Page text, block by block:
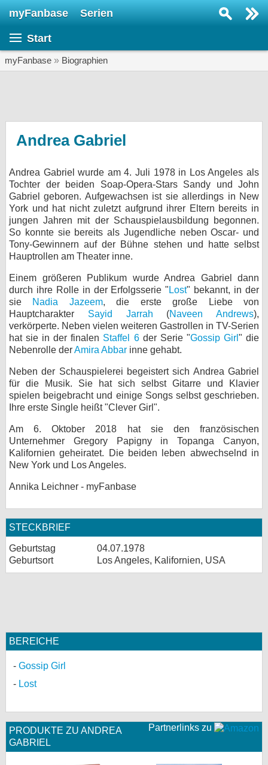
myFanbase Serien
Start
myFanbase » Biographien
Andrea Gabriel
Andrea Gabriel wurde am 4. Juli 1978 in Los Angeles als
Tochter der beiden Soap-Opera-Stars Sandy und John
Gabriel geboren. Aufgewachsen ist sie allerdings in New
York und hat nicht zuletzt aufgrund ihrer Eltern bereits in
jungen Jahren mit der Schauspielausbildung begonnen.
So konnte sie bereits als Jugendliche neben Oscar- und
Tony-Gewinnern auf der Bühne stehen und hatte selbst
Hauptrollen am Theater inne.
Einem größeren Publikum wurde Andrea Gabriel dann
durch ihre Rolle in der Erfolgsserie " Lost" bekannt, in der
sie Nadia Jazeem, die erste große Liebe von
Hauptcharakter Sayid Jarrah (Naveen Andrews),
verkörperte. Neben vielen weiteren Gastrollen in TV-Serien
hat sie in der finalen Staffel 6der Serie "Gossip Girl " die
Nebenrolle derAmira Abbar inne gehabt.
Neben der Schauspielerei begeistert sich Andrea Gabriel
für die Musik. Sie hat sich selbst Gitarre und Klavier
spielen beigebracht und einige Songs selbst geschrieben.
Ihre erste Single heißt "Clever Girl".
Am 6. Oktober 2018 hat sie den französischen
Unternehmer Gregory Papigny in Topanga Canyon,
Kalifornien geheiratet. Die beiden leben abwechselnd in
New York und Los Angeles.
Annika Leichner - myFanbase
STECKBRIEF
Geburtstag
04.07.1978
Geburtsort
Los Angeles, Kalifornien, USA
BEREICHE
Gossip Girl
Lost
Partnerlinks zu
PRODUKTE ZU ANDREA
GABRIEL
KULTUR
Specials
SERVICE
Gewinnspiele
Forum
bei X
bei Facebook
Kontakt
Nutzungsbedingungen
Datenschutz
Cookie-Einstellungen
Impressum
myFanbase